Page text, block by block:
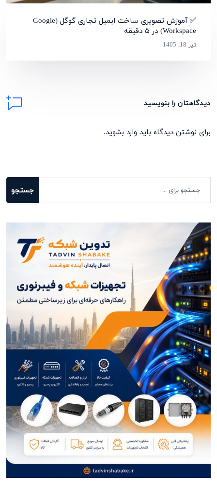
✅ آموزش تصویری ساخت ایمیل تجاری گوگل (Google
Workspace) در ۵ دقیقه
تیر 18, 1405
دیدگاهتان را بنویسید
برای نوشتن دیدگاه باید وارد بشوید.
جستجو